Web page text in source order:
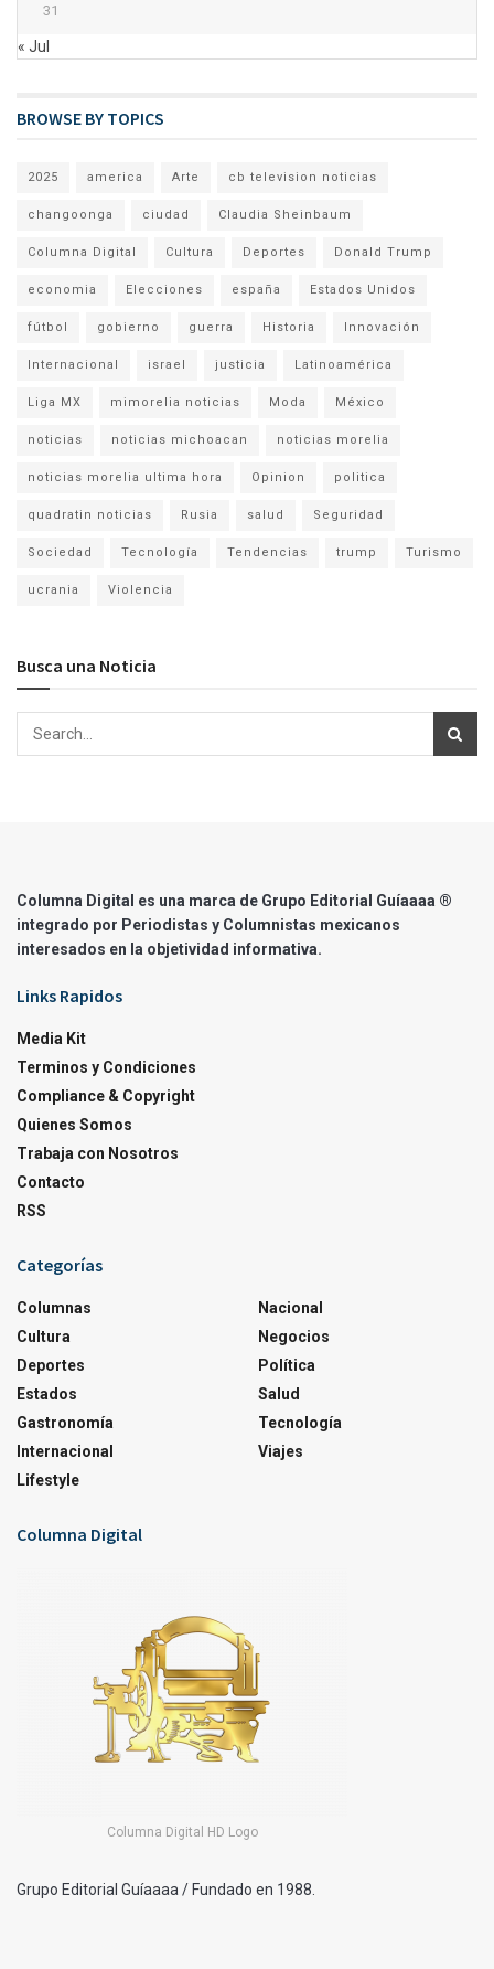
31
« Jul
BROWSE BY TOPICS
2025 america Arte cb television noticias
changoonga ciudad Claudia Sheinbaum
Columna Digital Cultura Deportes Donald Trump
economia Elecciones españa Estados Unidos
fútbol gobierno guerra Historia Innovación
Internacional israel justicia Latinoamérica
Liga MX mimorelia noticias Moda México
noticias noticias michoacan noticias morelia
noticias morelia ultima hora Opinion politica
quadratin noticias Rusia salud Seguridad
Sociedad Tecnología Tendencias trump Turismo
ucrania Violencia
Busca una Noticia
Columna Digital es una marca de Grupo Editorial Guíaaaa ®
integrado por Periodistas y Columnistas mexicanos
interesados en la objetividad informativa.
Links Rapidos
Media Kit
Terminos y Condiciones
Compliance & Copyright
Quienes Somos
Trabaja con Nosotros
Contacto
RSS
Categorías
Columnas
Cultura
Deportes
Estados
Gastronomía
Internacional
Lifestyle
Nacional
Negocios
Política
Salud
Tecnología
Viajes
Columna Digital
Columna Digital HD Logo
Grupo Editorial Guíaaaa / Fundado en 1988.